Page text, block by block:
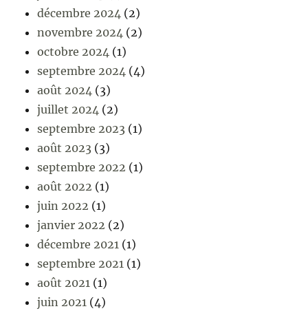
décembre 2024 (2)
novembre 2024 (2)
octobre 2024 (1)
septembre 2024 (4)
août 2024 (3)
juillet 2024 (2)
septembre 2023 (1)
août 2023 (3)
septembre 2022 (1)
août 2022 (1)
juin 2022 (1)
janvier 2022 (2)
décembre 2021 (1)
septembre 2021 (1)
août 2021 (1)
juin 2021 (4)